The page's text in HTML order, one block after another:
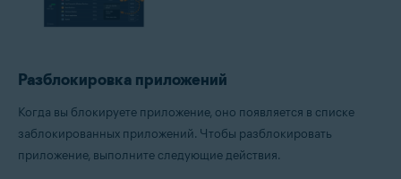
Разблокировка приложений
Когда вы блокируете приложение, оно появляется в списке
заблокированных приложений. Чтобы разблокировать
приложение, выполните следующие действия.